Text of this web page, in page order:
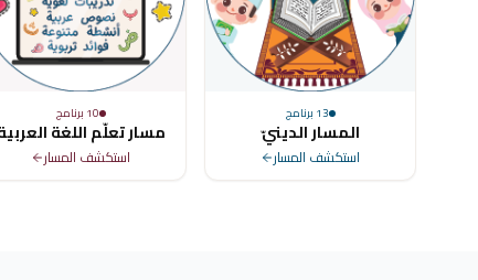
13 برنامج
المسار الدينيّ
استكشف المسار
10 برنامج
مسار تعلّم اللغة
استكشف المسار